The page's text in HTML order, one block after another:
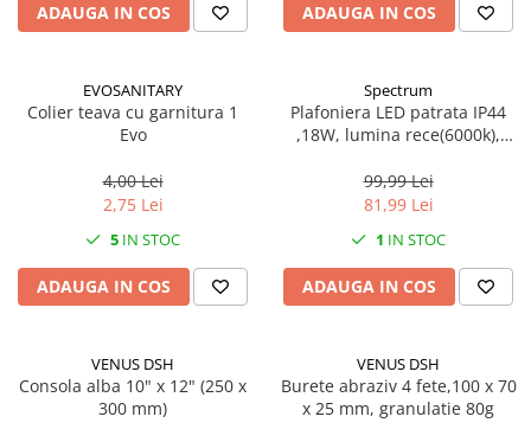
ADAUGA IN COS ADAUGA IN COS
EVOSANITARY
Colier teava cu garnitura 1
Evo
4,00 Lei
2,75 Lei
5 IN STOC
ADAUGA IN COS
Spectrum
Plafoniera LED patrata IP44
,18W, lumina rece(6000k),
99,99 Lei
81,99 Lei
1 IN STOC
ADAUGA IN COS
VENUS DSH
Consola alba 10" x 12" (250 x
300 mm)
VENUS DSH
Burete abraziv 4 fete,100 x 70
x 25 mm, granulatie 80g